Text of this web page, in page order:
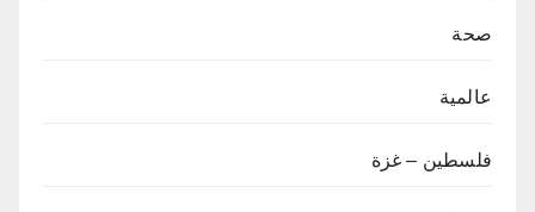
صحة
عالمية
فلسطين – غزة